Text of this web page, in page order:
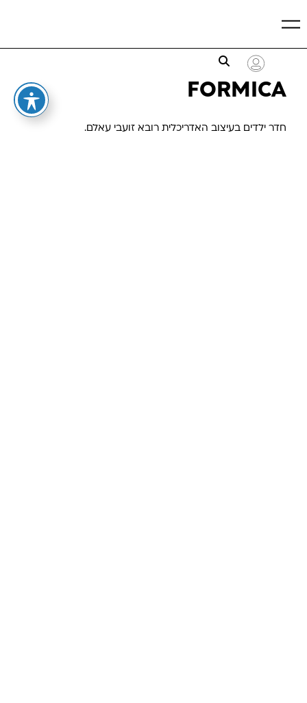
FORMICA
חדר ילדים בעיצוב האדריכלית רובא זועבי עאלם.